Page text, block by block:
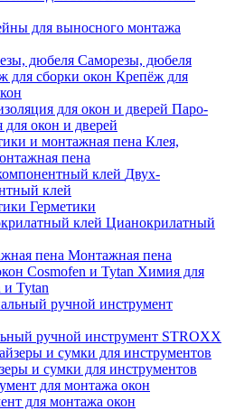
для выносного монтажа
Саморезы, дюбеля
Крепёж для
Паро-
для окон и дверей
Клея,
пена
Двух-
клей
Герметики
Цианокрилатный
Монтажная пена
Химия для
и Tytan
ручной инструмент STROXX
и сумки для инструментов
для монтажа окон